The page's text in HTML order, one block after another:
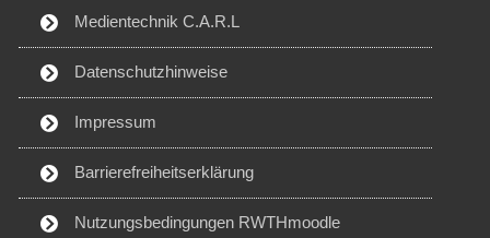
Medientechnik C.A.R.L
Datenschutzhinweise
Impressum
Barrierefreiheitserklärung
Nutzungsbedingungen RWTHmoodle